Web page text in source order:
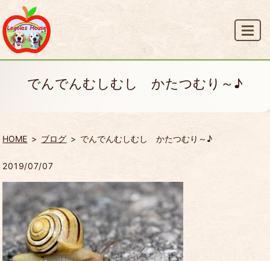
でんでんむしむし かたつむり～♪
HOME ブログ でんでんむしむし かたつむり～♪
2019/07/07